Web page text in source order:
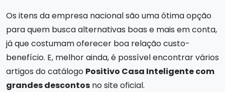
Os itens da empresa nacional são uma ótima opção
para quem busca alternativas boas e mais em conta,
já que costumam oferecer boa relação custo-
benefício. E, melhor ainda, é possível encontrar vários
artigos do catálogo Positivo Casa Inteligente com
grandes descontos no site oficial.